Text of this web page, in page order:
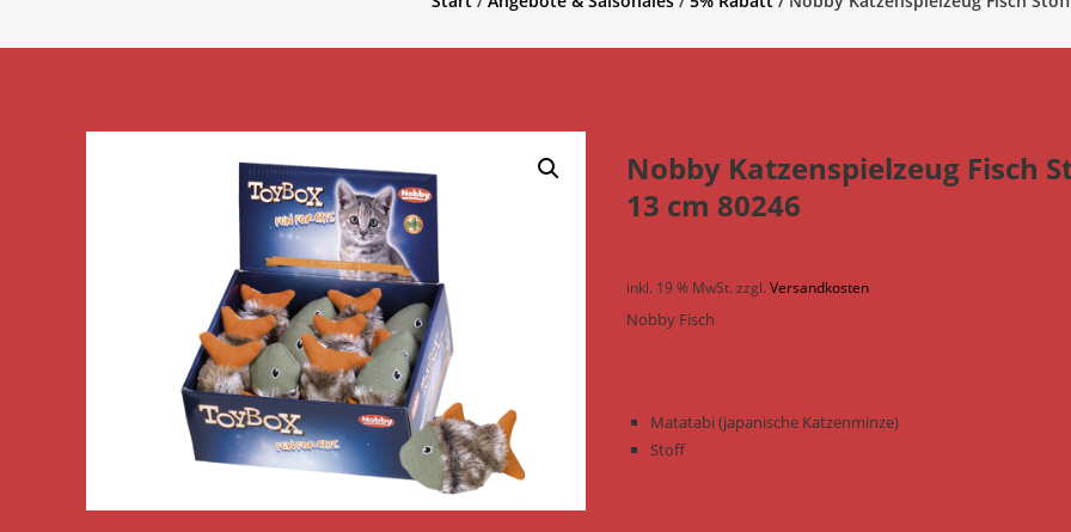
Nobby Katzenspielzeug Fisch
13 cm 80246
inkl. 19 % MwSt. zzgl.Versandkosten
Nobby Fisch
Matatabi (japanische Katzenminze)
Stoff